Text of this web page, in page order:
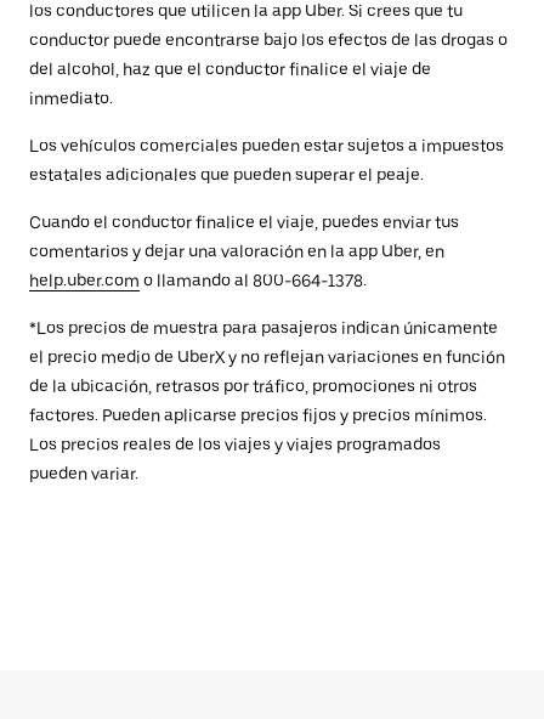
los conductores que utilicen la app Uber. Si crees que tu
conductor puede encontrarse bajo los efectos de las drogas o
del alcohol, haz que el conductor finalice el viaje de
inmediato.
Los vehículos comerciales pueden estar sujetos a impuestos
estatales adicionales que pueden superar el peaje.
Cuando el conductor finalice el viaje, puedes enviar tus
comentarios y dejar una valoración en la app Uber, en
help.uber.com o llamando al 800-664-1378.
*Los precios de muestra para pasajeros indican únicamente
el precio medio de UberX y no reflejan variaciones en función
de la ubicación, retrasos por tráfico, promociones ni otros
factores. Pueden aplicarse precios fijos y precios mínimos.
Los precios reales de los viajes y viajes programados
pueden variar.